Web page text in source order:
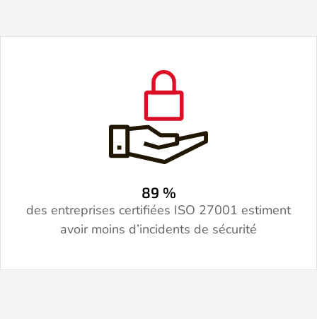
89 %
des entreprises certifiées ISO 27001 estiment
avoir moins d’incidents de sécurité